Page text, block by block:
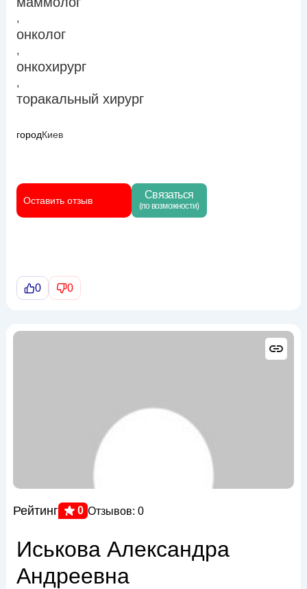
,
онколог
,
онкохирург
,
торакальный хирург
городКиев
Оставить отзыв Связаться
(по возможности)
0 0
Рейтинг 0 Отзывов: 0
Иськова Александра
Андреевна